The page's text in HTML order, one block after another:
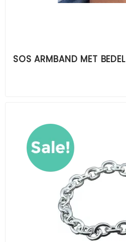
SOS ARMBAND MET BEDEL